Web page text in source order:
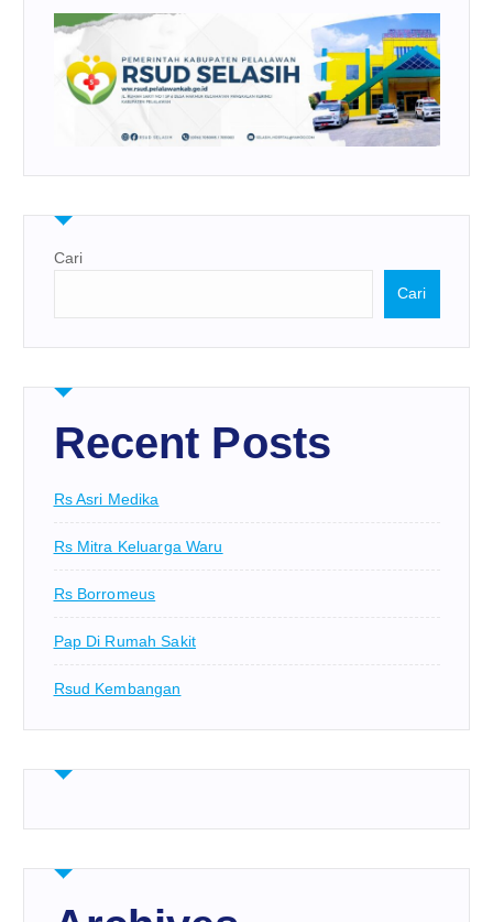
Cari
Cari
Recent Posts
Rs Asri Medika
Rs Mitra Keluarga Waru
Rs Borromeus
Pap Di Rumah Sakit
Rsud Kembangan